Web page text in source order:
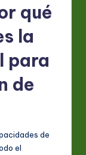
qué
la
para
de
de
el